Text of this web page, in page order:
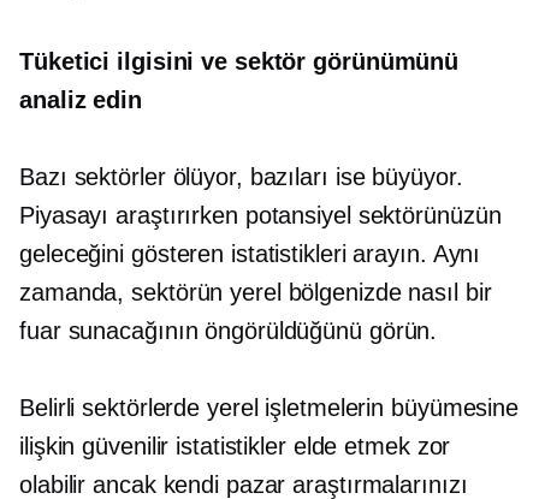
Tüketici ilgisini ve sektör görünümünü
analiz edin
Bazı sektörler ölüyor, bazıları ise büyüyor.
Piyasayı araştırırken potansiyel sektörünüzün
geleceğini gösteren istatistikleri arayın. Aynı
zamanda, sektörün yerel bölgenizde nasıl bir
fuar sunacağının öngörüldüğünü görün.
Belirli sektörlerde yerel işletmelerin büyümesine
ilişkin güvenilir istatistikler elde etmek zor
olabilir ancak kendi pazar araştırmalarınızı